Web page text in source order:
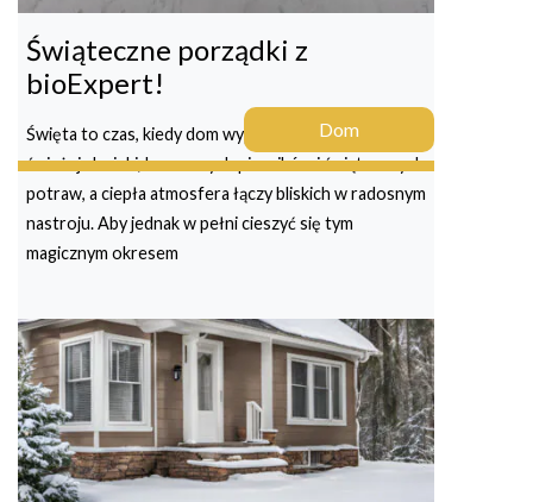
Dom
Świąteczne porządki z
bioExpert!
Święta to czas, kiedy dom wypełniają aromaty
świeżej choinki, korzennych pierników i świątecznych
potraw, a ciepła atmosfera łączy bliskich w radosnym
nastroju. Aby jednak w pełni cieszyć się tym
magicznym okresem